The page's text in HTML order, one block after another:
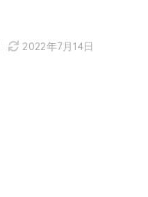
2022年7月14日